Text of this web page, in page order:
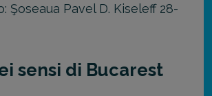
Şoseaua Pavel D. Kiseleff 28-
sensi di Bucarest